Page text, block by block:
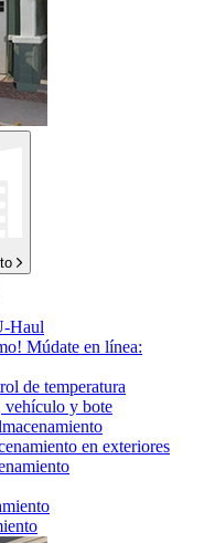
Haul
Múdate en línea:
de temperatura
vehículo y bote
en exteriores